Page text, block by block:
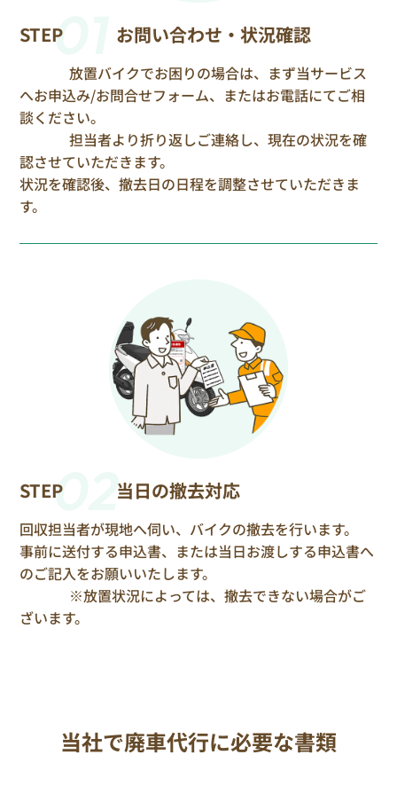
STEP01
お問い合わせ・状況確認
放置バイクでお困りの場合は、まず当サービス
へお申込み/お問合せフォーム、またはお電話にてご相
談ください。
担当者より折り返しご連絡し、現在の状況を確
認させていただきます。
状況を確認後、撤去日の日程を調整させていただきま
す。
STEP02
当日の撤去対応
回収担当者が現地へ伺い、バイクの撤去を行います。
事前に送付する申込書、または当日お渡しする申込書へ
のご記入をお願いいたします。
※放置状況によっては、撤去できない場合がご
ざいます。
当社で廃車代行に必要な書類